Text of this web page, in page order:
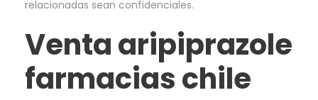
relacionadas sean confidenciales.
Venta aripiprazole
farmacias chile